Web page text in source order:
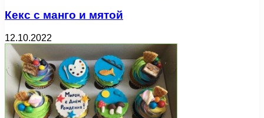
Кекс с манго и мятой
12.10.2022